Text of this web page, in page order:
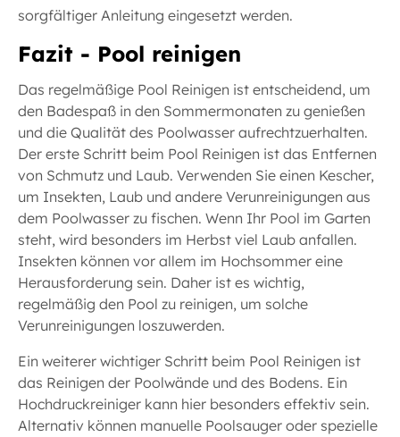
sorgfältiger Anleitung eingesetzt werden.
Fazit - Pool reinigen
Das regelmäßige Pool Reinigen ist entscheidend, um
den Badespaß in den Sommermonaten zu genießen
und die Qualität des Poolwasser aufrechtzuerhalten.
Der erste Schritt beim Pool Reinigen ist das Entfernen
von Schmutz und Laub. Verwenden Sie einen Kescher,
um Insekten, Laub und andere Verunreinigungen aus
dem Poolwasser zu fischen. Wenn Ihr Pool im Garten
steht, wird besonders im Herbst viel Laub anfallen.
Insekten können vor allem im Hochsommer eine
Herausforderung sein. Daher ist es wichtig,
regelmäßig den Pool zu reinigen, um solche
Verunreinigungen loszuwerden.
Ein weiterer wichtiger Schritt beim Pool Reinigen ist
das Reinigen der Poolwände und des Bodens. Ein
Hochdruckreiniger kann hier besonders effektiv sein.
Alternativ können manuelle Poolsauger oder spezielle